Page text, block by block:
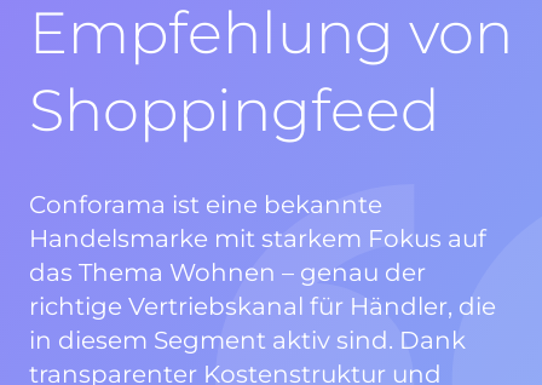
Empfehlung von
Shoppingfeed
Conforama ist eine bekannte
Handelsmarke mit starkem Fokus auf
das Thema Wohnen – genau der
richtige Vertriebskanal für Händler, die
in diesem Segment aktiv sind. Dank
transparenter Kostenstruktur und